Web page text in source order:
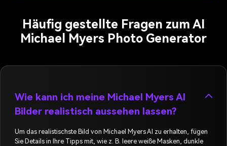
Häufig gestellte Fragen zum AI
Michael Myers Photo Generator
Wie kann ich meine Michael Myers AI
Bilder realistisch aussehen lassen?
Um das realistischste Bild von Michael Myers AI zu erhalten, fügen
Sie Details in Ihre Tipps mit, wie z. B. leere weiße Masken, dunkle